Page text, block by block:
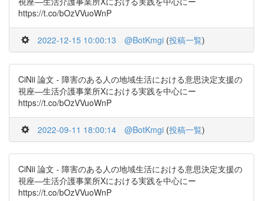
https://t.co/bOzVVuoWnP
2022-12-15 10:00:13 @BotKmgi (投稿一覧)
CiNii 論文 - 障害のある人の地域生活における意思決定支援の
視座―生活介護事業所Xにおける実践を中心にー
https://t.co/bOzVVuoWnP
2022-09-11 18:00:14 @BotKmgi (投稿一覧)
CiNii 論文 - 障害のある人の地域生活における意思決定支援の
視座―生活介護事業所Xにおける実践を中心にー
https://t.co/bOzVVuoWnP